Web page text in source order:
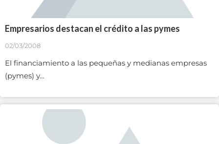
Empresarios destacan el crédito a las pymes
02/03/2008
El financiamiento a las pequeñas y medianas empresas
(pymes) y…